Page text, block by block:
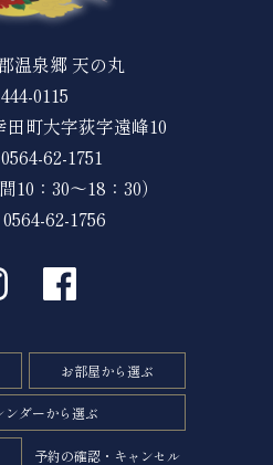
温泉郷 天の丸
0115
町大字荻字遠峰10
0564-62-1751
10：30～18：30）
62-1756
お部屋から選ぶ
ンダーから選ぶ
予約の確認・キャンセル